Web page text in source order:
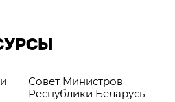
Совет Министров
Республики Беларусь